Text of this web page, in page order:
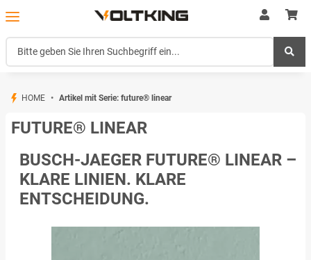
HOME Artikel mit Serie: future® linear
FUTURE® LINEAR
BUSCH-JAEGER FUTURE® LINEAR –
KLARE LINIEN. KLARE
ENTSCHEIDUNG.